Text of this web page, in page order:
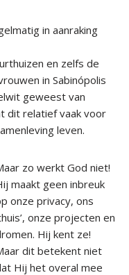
in aanraking
en zelfs de
in Sabinópolis
geweest van
dit relatief vaak voor
leven.
zo werkt God niet!
maakt geen inbreuk
onze privacy, ons
onze projecten en
Hij kent ze!
dit betekent niet
Hij het overal mee